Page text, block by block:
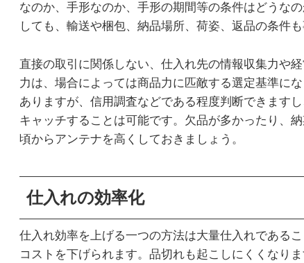
なのか、手形なのか、手形の期間等の条件はどうな
しても、輸送や梱包、納品場所、荷姿、返品の条件も
直接の取引に関係しない、仕入れ先の情報収集力や
力は、場合によっては商品力に匹敵する選定基準に
ありますが、信用調査などである程度判断できます
キャッチすることは可能です。欠品が多かったり、
頃からアンテナを高くしておきましょう。
仕入れの効率化
仕入れ効率を上げる一つの方法は大量仕入れである
コストを下げられます。品切れも起こしにくくなり